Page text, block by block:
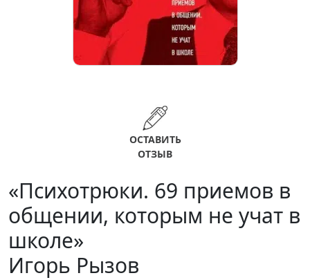
ОСТАВИТЬ
ОТЗЫВ
«Психотрюки. 69 приемов в
общении, которым не учат в
школе»
Игорь Рызов